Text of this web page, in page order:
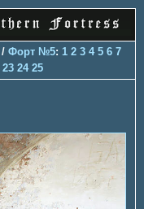
/ Форт №5: 1 2 3 4 5 6 7
23 24 25